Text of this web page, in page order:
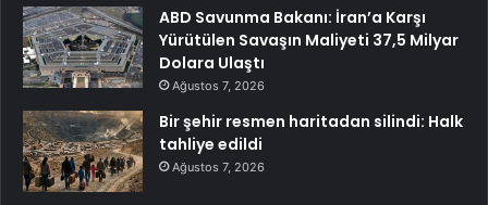
ABD Savunma Bakanı: İran’a Karşı
Yürütülen Savaşın Maliyeti 37,5 Milyar
Dolara Ulaştı
Ağustos 7, 2026
Bir şehir resmen haritadan silindi: Halk
tahliye edildi
Ağustos 7, 2026